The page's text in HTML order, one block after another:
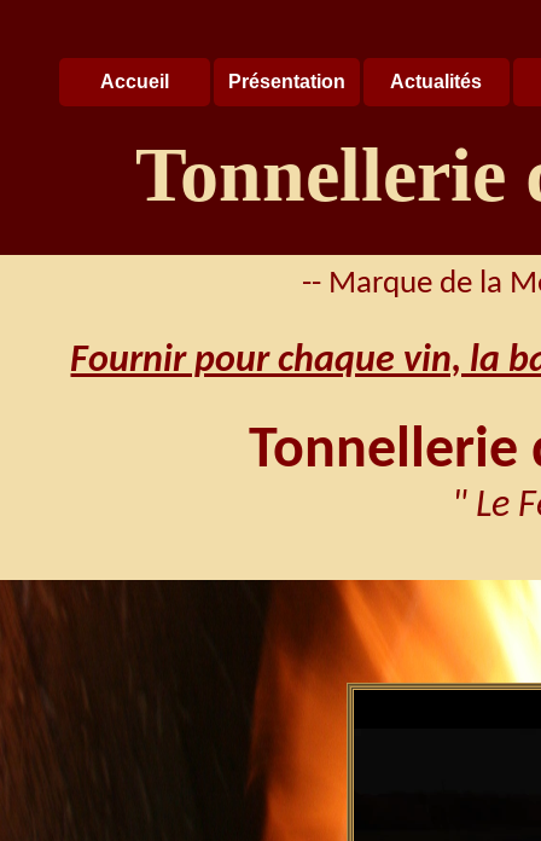
-- Marque de la
Fournir pour chaque vin, la
Tonnellerie
" Le
Tonnellerie
Accueil Présentation Actualités